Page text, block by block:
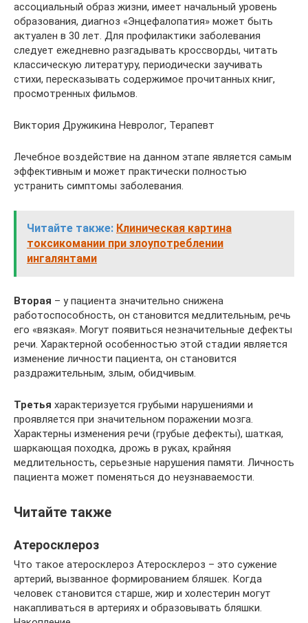
ассоциальный образ жизни, имеет начальный уровень
образования, диагноз «Энцефалопатия» может быть
актуален в 30 лет. Для профилактики заболевания
следует ежедневно разгадывать кроссворды, читать
классическую литературу, периодически заучивать
стихи, пересказывать содержимое прочитанных книг,
просмотренных фильмов.
Виктория Дружикина Невролог, Терапевт
Лечебное воздействие на данном этапе является самым
эффективным и может практически полностью
устранить симптомы заболевания.
Читайте также: Клиническая картина
токсикомании при злоупотреблении
ингалянтами
Вторая – у пациента значительно снижена
работоспособность, он становится медлительным, речь
его «вязкая». Могут появиться незначительные дефекты
речи. Характерной особенностью этой стадии является
изменение личности пациента, он становится
раздражительным, злым, обидчивым.
Третья характеризуется грубыми нарушениями и
проявляется при значительном поражении мозга.
Характерны изменения речи (грубые дефекты), шаткая,
шаркающая походка, дрожь в руках, крайняя
медлительность, серьезные нарушения памяти. Личность
пациента может поменяться до неузнаваемости.
Читайте также
Атеросклероз
Что такое атеросклероз Атеросклероз – это сужение
артерий, вызванное формированием бляшек. Когда
человек становится старше, жир и холестерин могут
накапливаться в артериях и образовывать бляшки.